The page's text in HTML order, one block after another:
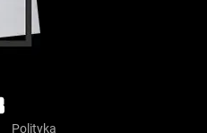
Polityka